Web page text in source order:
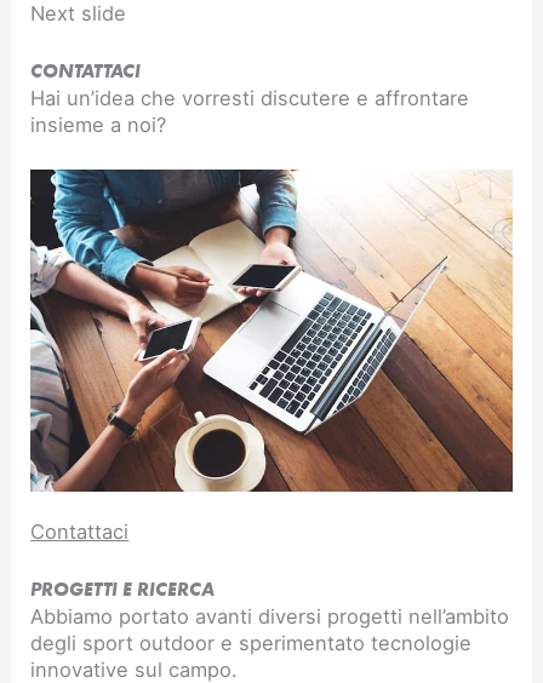
Next slide
CONTATTACI
Hai un’idea che vorresti discutere e affrontare
insieme a noi?
Contattaci
PROGETTI E RICERCA
Abbiamo portato avanti diversi progetti nell’ambito
degli sport outdoor e sperimentato tecnologie
innovative sul campo.